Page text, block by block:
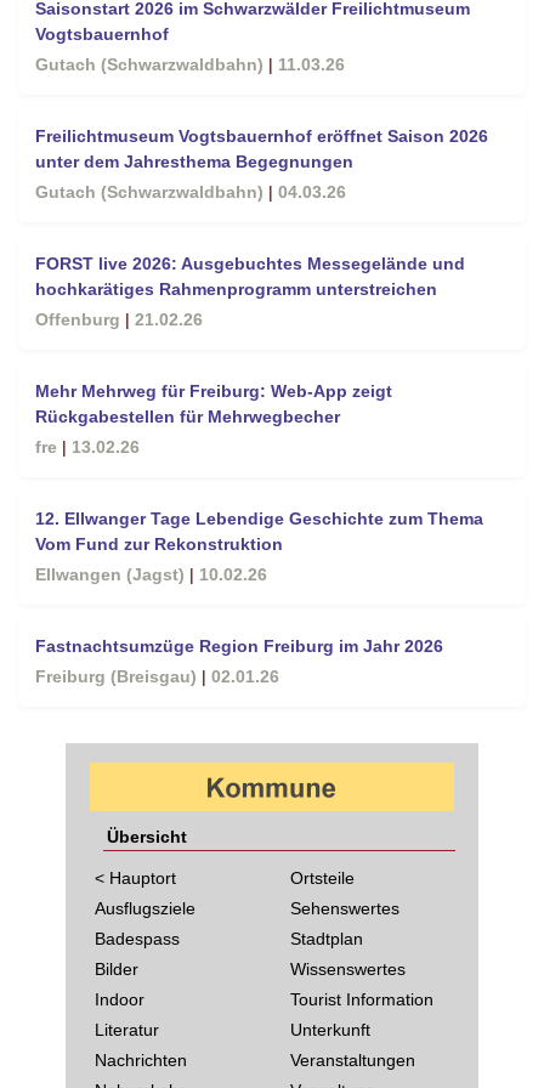
Saisonstart 2026 im Schwarzwälder Freilichtmuseum
Vogtsbauernhof
Gutach (Schwarzwaldbahn) | 11.03.26
Freilichtmuseum Vogtsbauernhof eröffnet Saison 2026
unter dem Jahresthema Begegnungen
Gutach (Schwarzwaldbahn) | 04.03.26
FORST live 2026: Ausgebuchtes Messegelände und
hochkarätiges Rahmenprogramm unterstreichen
Offenburg | 21.02.26
Mehr Mehrweg für Freiburg: Web-App zeigt
Rückgabestellen für Mehrwegbecher
fre | 13.02.26
12. Ellwanger Tage Lebendige Geschichte zum Thema
Vom Fund zur Rekonstruktion
Ellwangen (Jagst) | 10.02.26
Fastnachtsumzüge Region Freiburg im Jahr 2026
Freiburg (Breisgau) | 02.01.26
Übersicht
< Hauptort
Ausflugsziele
Badespass
Bilder
Indoor
Literatur
Nachrichten
Ortsteile
Sehenswertes
Stadtplan
Wissenswertes
Tourist Information
Unterkunft
Veranstaltungen